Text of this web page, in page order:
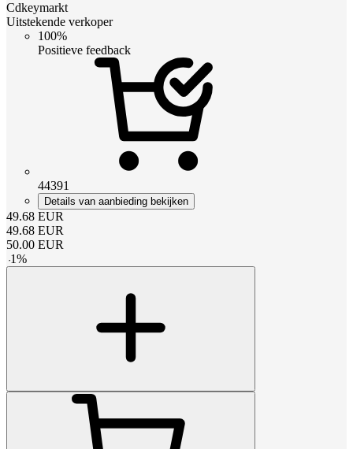
Cdkeymarkt
Uitstekende verkoper
100%
Positieve feedback
44391
Details van aanbieding bekijken
49.68 EUR
49.68 EUR
50.00 EUR
-1%